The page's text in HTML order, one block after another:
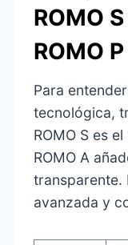
ROMO
ROMO P
Para
tecnológica,
ROMO S es
ROMO A
transparente.
avanzada y